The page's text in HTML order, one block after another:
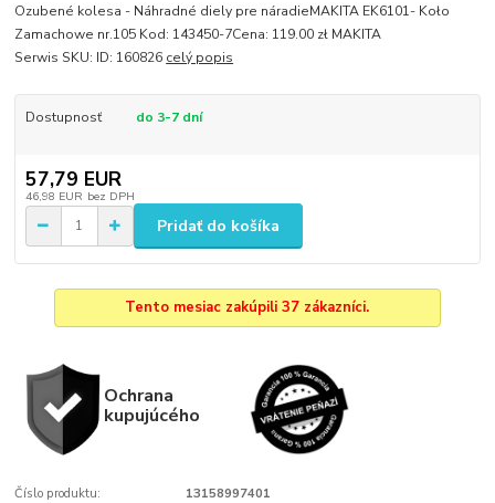
Ozubené kolesa - Náhradné diely pre náradieMAKITA EK6101- Koło
Zamachowe nr.105 Kod: 143450-7Cena: 119.00 zł MAKITA
Serwis SKU: ID: 160826 celý popis
Dostupnosť do 3-7 dní
57,79 EUR
46,98 EUR bez DPH
Pridať do košíka
Tento mesiac zakúpili 37 zákazníci.
Ochrana
kupujúcého
Číslo produktu: 13158997401